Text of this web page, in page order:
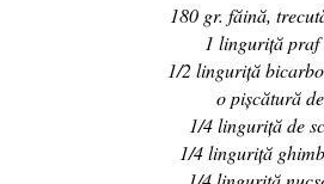
180 gr. făină,
1 linguriță praf
1/2 linguriță
o pișcătură de
1/4 linguriță de
1/4 linguriță